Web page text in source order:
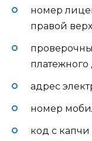
номер
правой
платежного
адрес
номер
код с